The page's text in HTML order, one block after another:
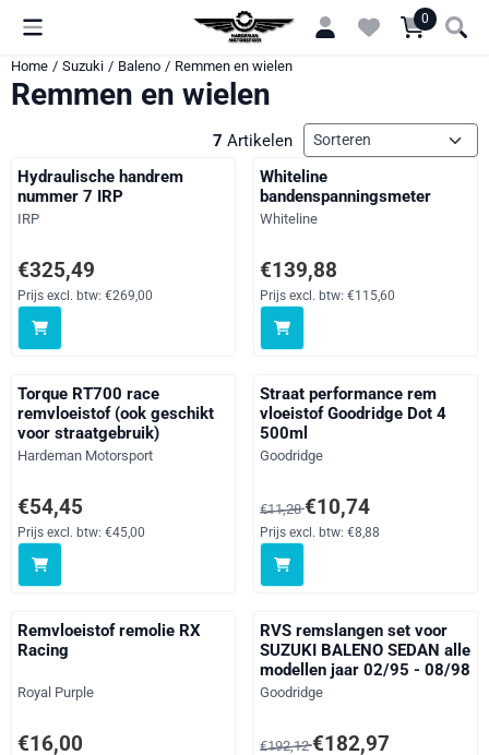
Cookievoorkeuren zijn momenteel gesloten. 0
Home / Suzuki / Baleno / Remmen en wielen
Remmen en wielen
7 Artikelen Sorteermethode
Hydraulische handrem
nummer 7 IRP
Merk:
IRP
Prijs: 325,49, exclusief btw: 269,00
€325,49
Prijs excl. btw: €269,00
Whiteline
bandenspanningsmeter
Merk:
Whiteline
Prijs: 139,88, exclusief btw:
€139,88
Prijs excl. btw: €115,60
Torque RT700 race
remvloeistof (ook geschikt
voor straatgebruik)
Merk:
Hardeman Motorsport
Prijs: 54,45, exclusief btw: 45,00
€54,45
Prijs excl. btw: €45,00
Straat performance rem
vloeistof Goodridge Dot 4
500ml
Merk:
Goodridge
Van 11,28 voor 10,74, exclusief
€11,28€10,74
Prijs excl. btw: €8,88
Remvloeistof remolie RX
Racing
Merk:
Royal Purple
Prijs: 16,00, exclusief btw: 13,22
€16,00
RVS remslangen set voor
SUZUKI BALENO SEDAN alle
modellen jaar 02/95 - 08/98
Merk:
Goodridge
Van 192,12 voor 182,97,
€192,12€182,97